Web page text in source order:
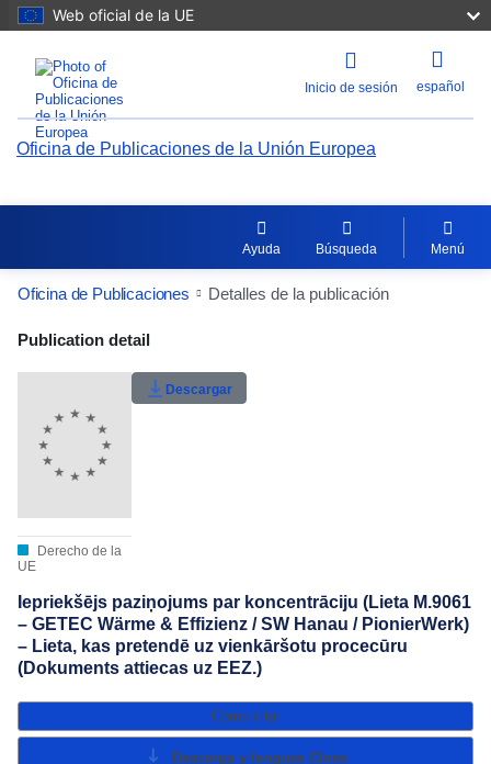
Web oficial de la UE
Inicio de sesión español
Oficina de Publicaciones de la Unión Europea
Ayuda Búsqueda Menú
Oficina de Publicaciones Detalles de la publicación
Publication Detail Actions Portlet
Valoración del usuario
Publication detail
Derecho de la
UE
Descargar
Iepriekšējs paziņojums par koncentrāciju (Lieta M.9061
– GETEC Wärme & Effizienz / SW Hanau / PionierWerk)
– Lieta, kas pretendē uz vienkāršotu procecūru
(Dokuments attiecas uz EEZ.)
Cómo citar
Descarga y lenguas Close